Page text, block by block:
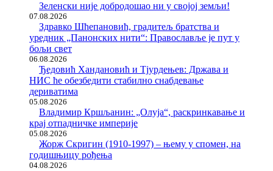
Зеленски није добродошао ни у својој земљи!
07.08.2026
Здравко Шћепановић, градитељ братства и
уредник „Панонских нити“: Православље је пут у
бољи свет
06.08.2026
Ђедовић Хандановић и Тјурдењев: Држава и
НИС ће обезбедити стабилно снабдевање
дериватима
05.08.2026
Владимир Кршљанин: „Олуја“, раскринкавање и
крај отпадничке империје
05.08.2026
Жорж Скригин (1910-1997) – њему у спомен, на
годишњицу рођења
04.08.2026